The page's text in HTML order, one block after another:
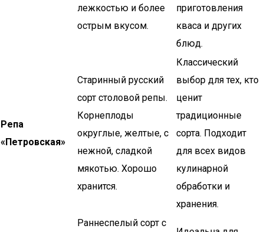
лежкостью и более
острым вкусом.
приготовления
кваса и других
блюд.
Репа
«Петровская»
Старинный русский
сорт столовой репы.
Корнеплоды
округлые, желтые, с
нежной, сладкой
мякотью. Хорошо
хранится.
Классический
выбор для тех, кто
ценит
традиционные
сорта. Подходит
для всех видов
кулинарной
обработки и
хранения.
Раннеспелый сорт с